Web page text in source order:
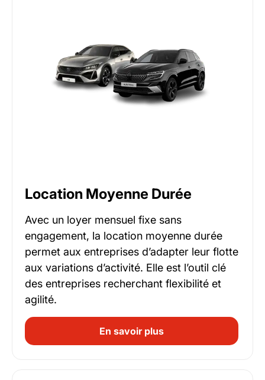
Location Moyenne Durée
Avec un loyer mensuel fixe sans
engagement, la location moyenne durée
permet aux entreprises d’adapter leur flotte
aux variations d’activité. Elle est l’outil clé
des entreprises recherchant flexibilité et
agilité.
En savoir plus